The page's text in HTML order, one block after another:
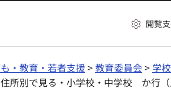
閲覧
・教育・若者支援>教育委員会> 学
所別で見る・小学校・中学校 か行（